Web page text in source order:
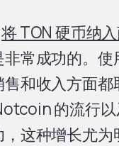
将 TON 硬币纳
非常成功的。
和收入方面
的流行
，这种增长尤